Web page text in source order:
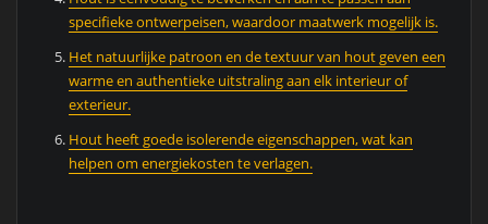
specifieke ontwerpeisen, waardoor maatwerk mogelijk is.
Het natuurlijke patroon en de textuur van hout geven een
warme en authentieke uitstraling aan elk interieur of
exterieur.
Hout heeft goede isolerende eigenschappen, wat kan
helpen om energiekosten te verlagen.